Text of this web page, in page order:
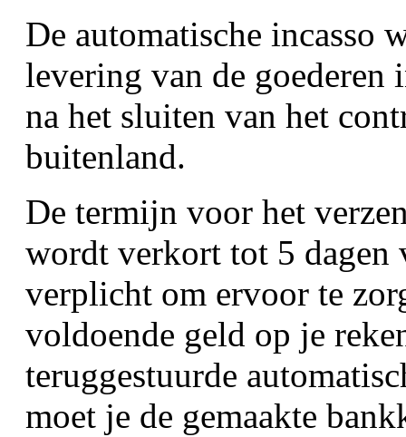
De automatische incasso
levering van de goederen
na het sluiten van het
buitenland.
De termijn voor het
wordt verkort tot 5 dagen
verplicht om ervoor te
voldoende geld op je
teruggestuurde
moet je de gemaakte